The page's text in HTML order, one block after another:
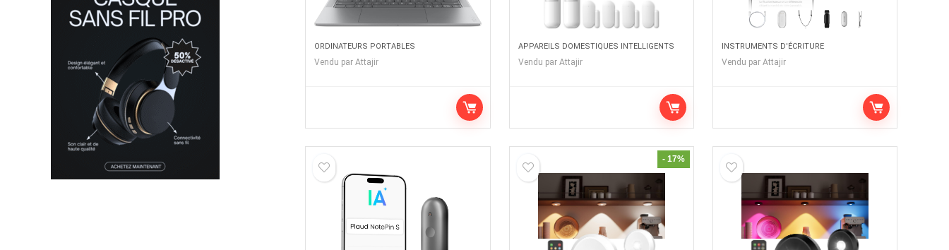
ORDINATEURS PORTABLES
Vendu par Attajir
APPAREILS DOMESTIQUES INTELLIGENTS
Vendu parAttajir
INSTRUMENTS D'ÉCRITURE
Vendu par Attajir
- 17%